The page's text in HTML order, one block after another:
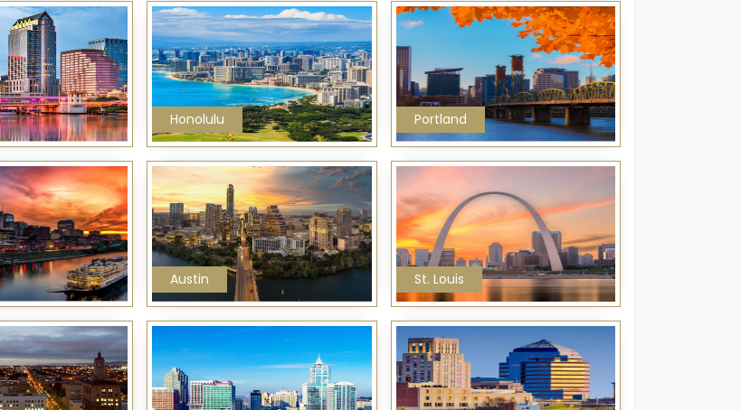
Honolulu Portland
Austin St. Louis